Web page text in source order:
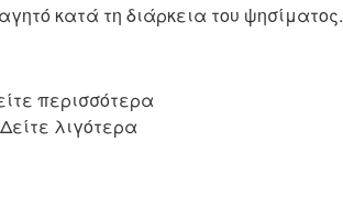
κατά τη διάρκεια του ψησίματος.
περισσότερα
Δείτε λιγότερα